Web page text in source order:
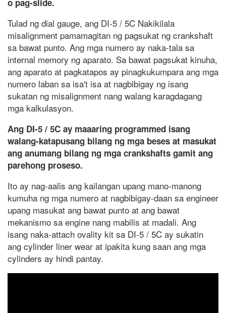
o pag-slide.
Tulad ng dial gauge, ang DI-5 / 5C Nakikilala
misalignment pamamagitan ng pagsukat ng crankshaft
sa bawat punto. Ang mga numero ay naka-tala sa
internal memory ng aparato. Sa bawat pagsukat kinuha,
ang aparato at pagkatapos ay pinagkukumpara ang mga
numero laban sa isa't isa at nagbibigay ng isang
sukatan ng misalignment nang walang karagdagang
mga kalkulasyon.
Ang DI-5 / 5C ay maaaring programmed isang
walang-katapusang bilang ng mga beses at masukat
ang anumang bilang ng mga crankshafts gamit ang
parehong proseso.
Ito ay nag-aalis ang kailangan upang mano-manong
kumuha ng mga numero at nagbibigay-daan sa engineer
upang masukat ang bawat punto at ang bawat
mekanismo sa engine nang mabilis at madali. Ang
isang naka-attach ovality kit sa DI-5 / 5C ay sukatin
ang cylinder liner wear at ipakita kung saan ang mga
cylinders ay hindi pantay.